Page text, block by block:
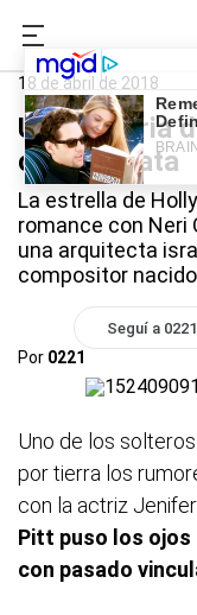
0221.com.ar
18 de abril de 2018
Una historia
con La Plata
La estrella de
romance con Neri
una arquitecta
compositor
Seguí a
Por 0221
Uno de los
por tierra los
con la actriz
Pitt puso los ojos
con pasado